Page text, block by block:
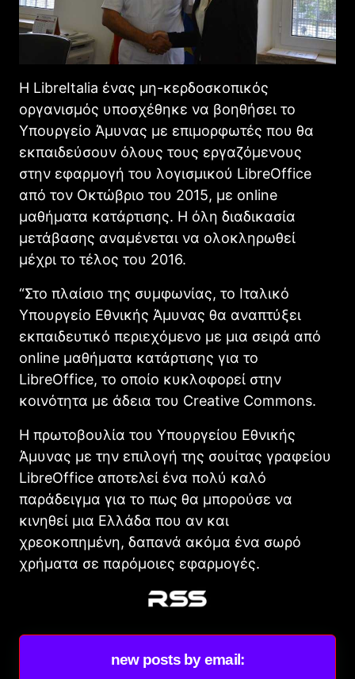
Η LibreItalia ένας μη-κερδοσκοπικός
οργανισμός υποσχέθηκε να βοηθήσει το
Υπουργείο Άμυνας με επιμορφωτές που θα
εκπαιδεύσουν όλους τους εργαζόμενους
στην εφαρμογή του λογισμικού LibreΟffice
από τον Οκτώβριο του 2015, με online
μαθήματα κατάρτισης. Η όλη διαδικασία
μετάβασης αναμένεται να ολοκληρωθεί
μέχρι το τέλος του 2016.
“Στο πλαίσιο της συμφωνίας, το Ιταλικό
Υπουργείο Εθνικής Άμυνας θα αναπτύξει
εκπαιδευτικό περιεχόμενο με μια σειρά από
online μαθήματα κατάρτισης για το
LibreΟffice, το οποίο κυκλοφορεί στην
κοινότητα με άδεια του Creative Commons.
Η πρωτοβουλία του Υπουργείου Εθνικής
Άμυνας με την επιλογή της σουίτας γραφείου
LibreΟffice αποτελεί ένα πολύ καλό
παράδειγμα για το πως θα μπορούσε να
κινηθεί μια Ελλάδα που αν και
χρεοκοπημένη, δαπανά ακόμα ένα σωρό
χρήματα σε παρόμοιες εφαρμογές.
new posts by email: